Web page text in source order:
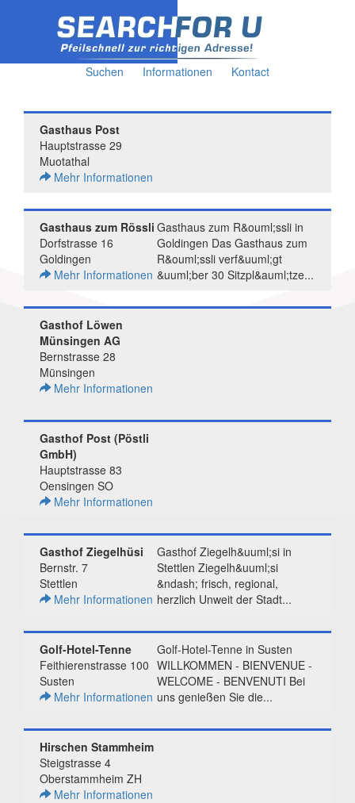
Suchen Informationen Kontact
Gasthaus Post
Hauptstrasse 29
Muotathal
Mehr Informationen
Gasthaus zum R&ouml;ssli in
Goldingen Das Gasthaus zum
R&ouml;ssli verf&uuml;gt
&uuml;ber 30 Sitzpl&auml;tze...
Gasthaus zum Rössli
Dorfstrasse 16
Goldingen
Mehr Informationen
Gasthof Löwen
Münsingen AG
Bernstrasse 28
Münsingen
Mehr Informationen
Gasthof Post (Pöstli
GmbH)
Hauptstrasse 83
Oensingen SO
Mehr Informationen
Gasthof Ziegelh&uuml;si in
Stettlen Ziegelh&uuml;si
&ndash; frisch, regional,
herzlich Unweit der Stadt...
Gasthof Ziegelhüsi
Bernstr. 7
Stettlen
Mehr Informationen
Golf-Hotel-Tenne in Susten
WILLKOMMEN - BIENVENUE -
WELCOME - BENVENUTI Bei
uns genießen Sie die...
Golf-Hotel-Tenne
Feithierenstrasse 100
Susten
Mehr Informationen
Hirschen Stammheim
Steigstrasse 4
Oberstammheim ZH
Mehr Informationen